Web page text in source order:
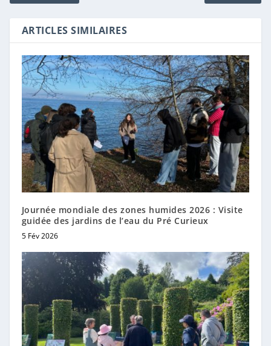
ARTICLES SIMILAIRES
Journée mondiale des zones humides 2026 : Visite
guidée des jardins de l’eau du Pré Curieux
5 Fév 2026